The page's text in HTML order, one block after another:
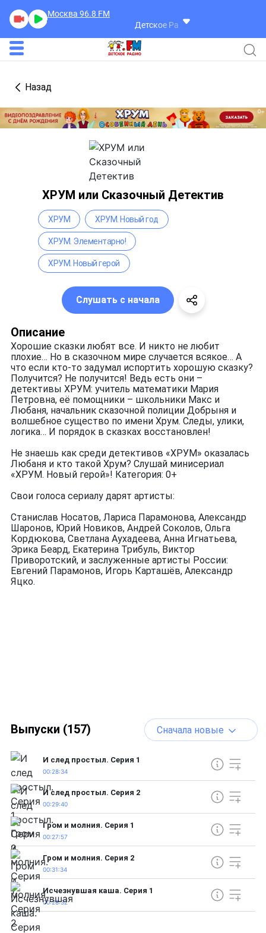
Москва 96.8 FM
Детское Радио
Назад
ХРУМ или Сказочный Детектив
Описание
Хорошие сказки любят все. И никто не любит
плохие… Но в сказочном мире случается всякое… А
что если кто-то задумал испортить хорошую сказку?
Получится? Не получится! Ведь есть они –
детективы ХРУМ: учитель математики Мария
Петровна, её помощники – школьники Макс и
Любаня, начальник сказочной полиции Добрыня и
волшебное существо по имени Хрум. Следы, улики,
логика… И порядок в сказках восстановлен!
Не знаешь как среди детективов «ХРУМ» оказалась
Любаня и кто такой Хрум? Слушай минисериал
«ХРУМ. Новый герой»! Категория: 0+
Свои голоса сериалу дарят артисты:
Станислав Носатов, Лариса Парамонова, Александр
Шаронов, Юрий Новиков, Андрей Соколов, Ольга
Кордюкова, Светлана Аухадеева, Анна Игнатьева,
Эрика Беард, Екатерина Трибуль, Виктор
Приворотский, и заслуженные артисты России:
Евгений Парамонов, Игорь Карташёв, Александр
Яцко.
ХРУМ ХРУМ. Новый год
ХРУМ. Элементарно!
ХРУМ. Новый герой
Слушать с начала
Выпуски (157) Сначала новые
И след простыл. Серия 1
00:28:34
И след простыл. Серия 2
00:29:40
Гром и молния. Серия 1
00:27:57
Гром и молния. Серия 2
00:31:34
Исчезнувшая каша. Серия 1
00:28:32